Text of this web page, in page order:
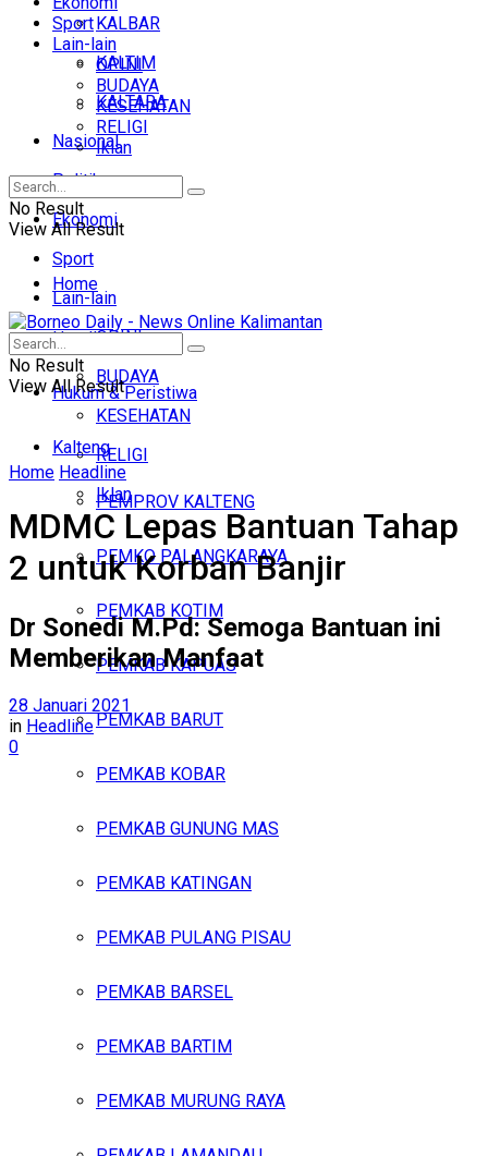
KALBAR
KALTIM
KALTARA
Nasional
Politik
Ekonomi
Sport
Lain-lain
OPINI
BUDAYA
KESEHATAN
RELIGI
Iklan
Minggu, Agustus 9, 2026
Sport
Lain-lain
OPINI
BUDAYA
KESEHATAN
RELIGI
Iklan
No Result
View All Result
Home
Headline
Hukum & Peristiwa
Kalteng
PEMPROV KALTENG
PEMKO PALANGKARAYA
PEMKAB KOTIM
PEMKAB KAPUAS
PEMKAB BARUT
PEMKAB KOBAR
PEMKAB GUNUNG MAS
PEMKAB KATINGAN
PEMKAB PULANG PISAU
PEMKAB BARSEL
PEMKAB BARTIM
PEMKAB MURUNG RAYA
No Result
View All Result
Home Headline
MDMC Lepas Bantuan Tahap
2 untuk Korban Banjir
Dr Sonedi M.Pd: Semoga Bantuan ini
Memberikan Manfaat
28 Januari 2021
in Headline
0